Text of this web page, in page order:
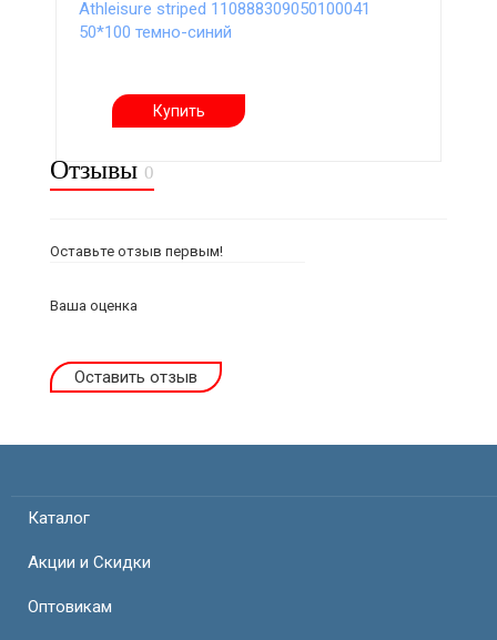
Athleisure striped 110888309050100041
50*100 темно-синий
Купить
Отзывы 0
Оставьте отзыв первым!
Ваша оценка
Оставить отзыв
Каталог
Акции и Скидки
Оптовикам